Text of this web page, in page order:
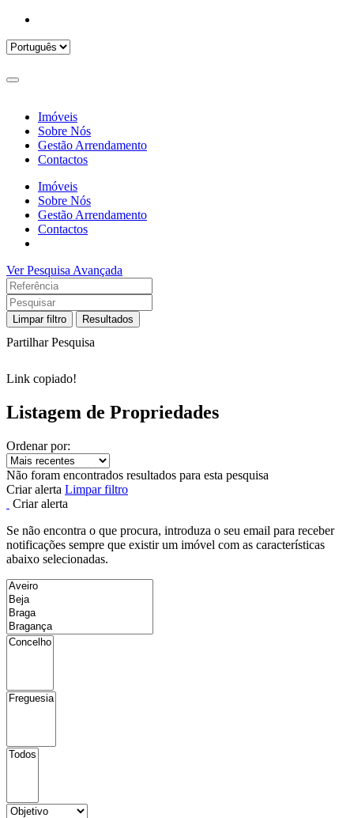
Imóveis
Sobre Nós
Gestão Arrendamento
Contactos
Imóveis
Sobre Nós
Gestão Arrendamento
Contactos
Ver Pesquisa Avançada
Limpar filtro Resultados
Partilhar Pesquisa
Link copiado!
Listagem de Propriedades
Ordenar por:
Não foram encontrados resultados para esta pesquisa
Criar alerta Limpar filtro
Criar alerta
Se não encontra o que procura, introduza o seu email para receber
notificações sempre que existir um imóvel com as características
abaixo selecionadas.